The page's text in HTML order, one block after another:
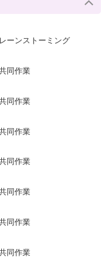
ーンストーミング
同作業
同作業
同作業
同作業
同作業
同作業
同作業